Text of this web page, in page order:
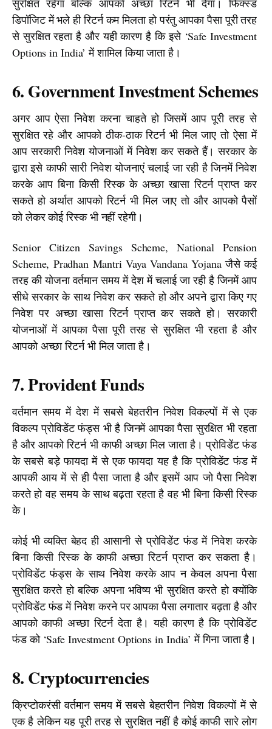
सुरक्षित रहेगा बल्कि आपको अच्छा रिटर्न भी देगा। फिक्स्ड
डिपॉजिट में भले ही रिटर्न कम मिलता हो परंतु आपका पैसा पूरी तरह
से सुरक्षित रहता है और यही कारण है कि इसे ‘Safe Investment
Options in India’ में शामिल किया जाता है।
6. Government Investment Schemes
अगर आप ऐसा निवेश करना चाहते हो जिसमें आप पूरी तरह से
सुरक्षित रहे और आपको ठीक-ठाक रिटर्न भी मिल जाए तो ऐसा में
आप सरकारी निवेश योजनाओं में निवेश कर सकते हैं। सरकार के
द्वारा इसे काफी सारी निवेश योजनाएं चलाई जा रही है जिनमें निवेश
करके आप बिना किसी रिस्क के अच्छा खासा रिटर्न प्राप्त कर
सकते हो अर्थात आपको रिटर्न भी मिल जाए तो और आपको पैसों
को लेकर कोई रिस्क भी नहीं रहेगी।
Senior Citizen Savings Scheme, National Pension
Scheme, Pradhan Mantri Vaya Vandana Yojana जैसे कई
तरह की योजना वर्तमान समय में देश में चलाई जा रही है जिनमें आप
सीधे सरकार के साथ निवेश कर सकते हो और अपने द्वारा किए गए
निवेश पर अच्छा खासा रिटर्न प्राप्त कर सकते हो। सरकारी
योजनाओं में आपका पैसा पूरी तरह से सुरक्षित भी रहता है और
आपको अच्छा रिटर्न भी मिल जाता है।
7. Provident Funds
वर्तमान समय में देश में सबसे बेहतरीन निवेश विकल्पों में से एक
विकल्प प्रोविडेंट फंड्स भी है जिनमें आपका पैसा सुरक्षित भी रहता
है और आपको रिटर्न भी काफी अच्छा मिल जाता है। प्रोविडेंट फंड
के सबसे बड़े फायदा में से एक फायदा यह है कि प्रोविडेंट फंड में
आपकी आय में से ही पैसा जाता है और इसमें आप जो पैसा निवेश
करते हो वह समय के साथ बढ़ता रहता है वह भी बिना किसी रिस्क
के।
कोई भी व्यक्ति बेहद ही आसानी से प्रोविडेंट फंड में निवेश करके
बिना किसी रिस्क के काफी अच्छा रिटर्न प्राप्त कर सकता है।
प्रोविडेंट फंड्स के साथ निवेश करके आप न केवल अपना पैसा
सुरक्षित करते हो बल्कि अपना भविष्य भी सुरक्षित करते हो क्योंकि
प्रोविडेंट फंड में निवेश करने पर आपका पैसा लगातार बढ़ता है और
आपको काफी अच्छा रिटर्न देता है। यही कारण है कि प्रोविडेंट
फंड को ‘Safe Investment Options in India’ में गिना जाता है।
8. Cryptocurrencies
क्रिप्टोकरंसी वर्तमान समय में सबसे बेहतरीन निवेश विकल्पों में से
एक है लेकिन यह पूरी तरह से सुरक्षित नहीं है कोई काफी सारे लोग